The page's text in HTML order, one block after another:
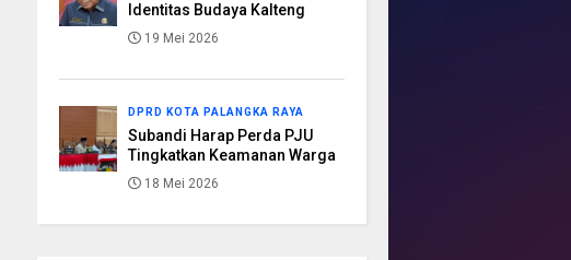
Identitas Budaya Kalteng
19 Mei 2026
DPRD KOTA PALANGKA RAYA
Subandi Harap Perda PJU
Tingkatkan Keamanan Warga
18 Mei 2026